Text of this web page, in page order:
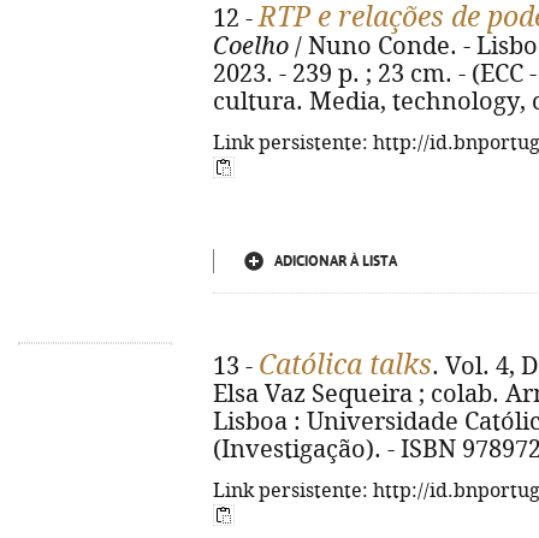
12 -RTP e relações de
Coelho / Nuno Conde. -
2023. - 239 p. ; 23 cm. -
cultura. Media, technology,
Link persistente: http://
ADICIONAR À LISTA
13 - Católica talks. Vol. 4,
Elsa Vaz Sequeira ; colab.
Lisboa : Universidade
(Investigação). - ISBN
Link persistente: http://